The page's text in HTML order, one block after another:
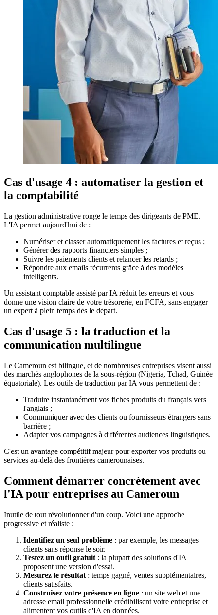
Cas d'usage 4 : automatiser la gestion et
la comptabilité
La gestion administrative ronge le temps des dirigeants de PME.
L'IA permet aujourd'hui de :
Numériser et classer automatiquement les factures et reçus ;
Générer des rapports financiers simples ;
Suivre les paiements clients et relancer les retards ;
Répondre aux emails récurrents grâce à des modèles
intelligents.
Un assistant comptable assisté par IA réduit les erreurs et vous
donne une vision claire de votre trésorerie, en FCFA, sans engager
un expert à plein temps dès le départ.
Cas d'usage 5 : la traduction et la
communication multilingue
Le Cameroun est bilingue, et de nombreuses entreprises visent aussi
des marchés anglophones de la sous-région (Nigeria, Tchad, Guinée
équatoriale). Les outils de traduction par IA vous permettent de :
Traduire instantanément vos fiches produits du français vers
l'anglais ;
Communiquer avec des clients ou fournisseurs étrangers sans
barrière ;
Adapter vos campagnes à différentes audiences linguistiques.
C'est un avantage compétitif majeur pour exporter vos produits ou
services au-delà des frontières camerounaises.
Comment démarrer concrètement avec
l'IA pour entreprises au Cameroun
Inutile de tout révolutionner d'un coup. Voici une approche
progressive et réaliste :
Identifiez un seul problème : par exemple, les messages
clients sans réponse le soir.
Testez un outil gratuit : la plupart des solutions d'IA
proposent une version d'essai.
Mesurez le résultat : temps gagné, ventes supplémentaires,
clients satisfaits.
Construisez votre présence en ligne : un site web et une
adresse email professionnelle crédibilisent votre entreprise et
alimentent vos outils d'IA en données.